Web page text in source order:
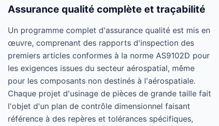
Assurance qualité complète et traçabilité
Un programme complet d'assurance qualité est mis en
œuvre, comprenant des rapports d'inspection des
premiers articles conformes à la norme AS9102D pour
les exigences issues du secteur aérospatial, même
pour les composants non destinés à l'aérospatiale.
Chaque projet d'usinage de pièces de grande taille fait
l'objet d'un plan de contrôle dimensionnel faisant
référence à des repères et tolérances spécifiques,